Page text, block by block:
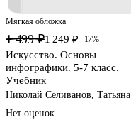
Мягкая обложка
1 499 ₽1 249 ₽ -17%
Искусство. Основы
инфографики. 5-7 класс.
Учебник
Николай Селиванов, Татьяна
Нет оценок